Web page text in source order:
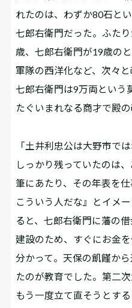
れたのは、わずか80石と
七郎右衛門だった。ふた
歳、七郎右衛門が19歳の
軍隊の西洋化など、次々と
七郎右衛門は9万両という
たぐいまれなる商才で殿
「土井利忠公は大野市で
しっかり残っていたのは
筆にあたり、その年表を
こういう人だな』とイメ
ると、七郎右衛門に藩の
建設のため、すぐにお金
分かって。天保の飢饉か
たのが教育でした。第二
もう一度立て直そうとす